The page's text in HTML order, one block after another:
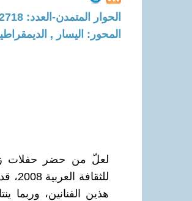
الحوار المتمدن-العدد: 2718 - 2009 / 7 / 25 - 08:29
المحور: اليسار ,
لعلّ من حضر حفلات
هذين الفنانين، وربما